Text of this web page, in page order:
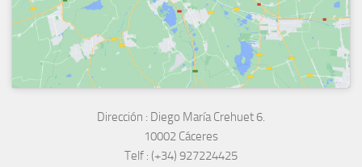
Dirección : Diego María Crehuet 6.
10002 Cáceres
Telf : (+34) 927224425